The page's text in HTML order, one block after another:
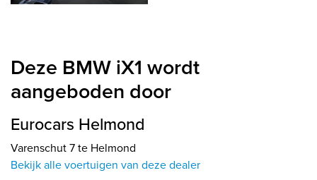
Deze BMW iX1 wordt
aangeboden door
Eurocars Helmond
Varenschut 7 te Helmond
Bekijk alle voertuigen van deze dealer